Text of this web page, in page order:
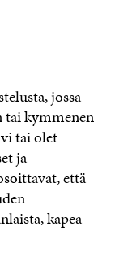
jossa
kymmenen
tai olet
ja
että
kapea-